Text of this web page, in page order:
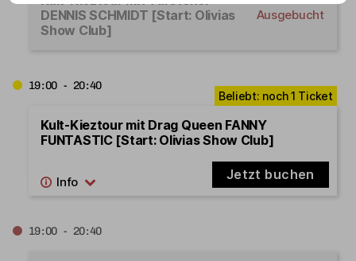
DENNIS SCHMIDT [Start: Olivias
Show Club]
Ausgebucht
19:00 - 20:40
Kult-Kieztour mit Drag Queen FANNY
FUNTASTIC [Start: Olivias Show Club]
Jetzt buchen
19:00 - 20:40